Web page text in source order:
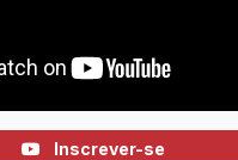
Inscrever-se